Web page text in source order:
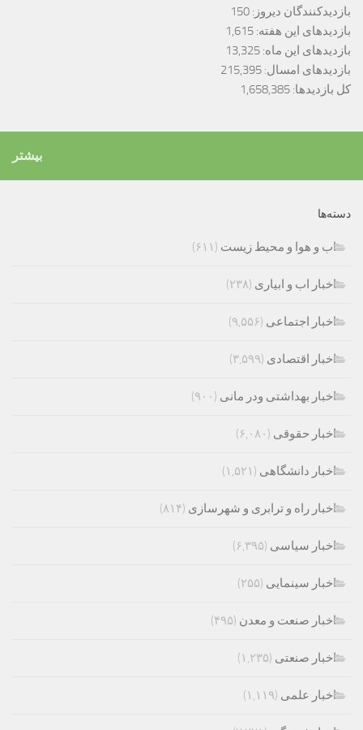
بازدیدکنندگان دیروز: 150
بازدیدهای این هفته: 1,615
بازدیدهای این ماه: 13,325
بازدیدهای امسال: 215,395
کل بازدیدها: 1,658,385
بیشتر
دسته‌ها
اب و هوا و محیط زیست (۶۱۱)
اخبار اب و ابیاری (۲۳۸)
اخبار اجتماعی (۹,۵۵۶)
اخبار اقتصادی (۳,۵۹۹)
اخبار بهداشتی ودر مانی (۹۰۰)
اخبار حقوقی (۶,۰۸۰)
اخبار دانشگاهی (۱,۵۲۱)
اخبار راه و ترابری و شهرسازی (۸۱۴)
اخبار سیاسی (۶,۳۹۵)
اخبار سینمایی (۲۵۵)
اخبار صنعت و معدن (۴۹۵)
اخبار صنعتی (۱,۲۳۵)
اخبار علمی (۱,۱۱۹)